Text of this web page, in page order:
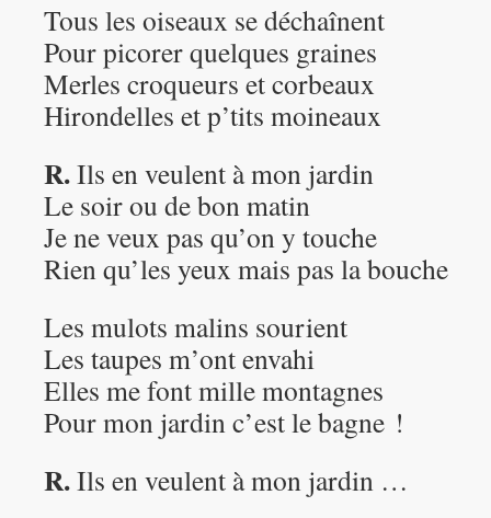
Tous les oiseaux se déchaînent
Pour picorer quelques graines
Merles croqueurs et corbeaux
Hirondelles et p’tits moineaux
R.Ils en veulent à mon jardin
Le soir ou de bon matin
Je ne veux pas qu’on y touche
Rien qu’les yeux mais pas la bouche
Les mulots malins sourient
Les taupes m’ont envahi
Elles me font mille montagnes
Pour mon jardin c’est le bagne !
R.Ils en veulent à mon jardin …